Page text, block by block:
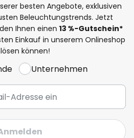
besten Angebote, exklusiven
Beleuchtungstrends. Jetzt
Ihnen einen 13 %-Gutschein*
Einkauf in unserem Onlineshop
können!
Unternehmen